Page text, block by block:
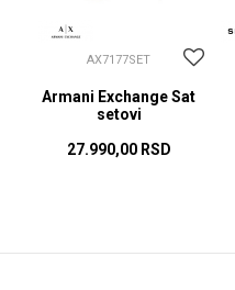
AX7177SET
Armani Exchange Sat
setovi
27.990,00 RSD